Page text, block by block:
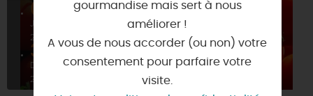
01
JANV
2026
31
2026
gourmandise mais sert à nous
améliorer !
A vous de nous accorder (ou non) votre
consentement pour parfaire votre
visite.